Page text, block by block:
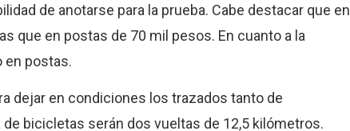
de anotarse para la prueba. Cabe destacar que en
que en postas de 70 mil pesos. En cuanto a la
en postas.
dejar en condiciones los trazados tanto de
bicicletas serán dos vueltas de 12,5 kilómetros.